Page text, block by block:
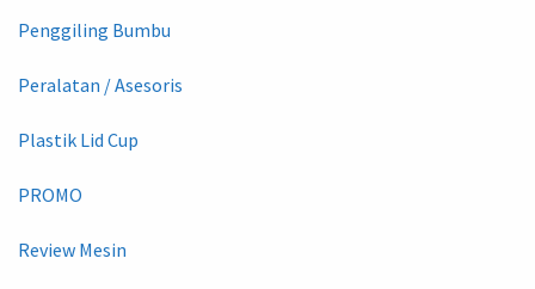
Penggiling Bumbu
Peralatan / Asesoris
Plastik Lid Cup
PROMO
Review Mesin